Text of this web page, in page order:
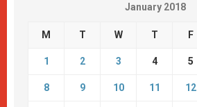
January 2018
M T W T F
1 2 3 4 5
8 9 10 11 12